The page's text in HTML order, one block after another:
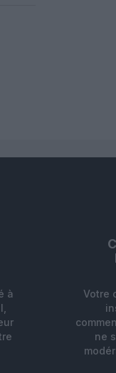
à
Votre
ne